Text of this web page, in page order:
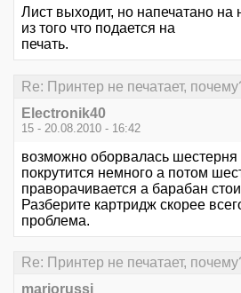
Лист выходит, но напечатано на
из того что подается на
печать.
Re: Принтер не печатает,
Electronik40
15 - 20.08.2010 - 16:42
возможно оборвалась
покрутится немного а потом
праворачивается а барабан
Разберите картридж скорее
проблема.
Re: Принтер не печатает,
mariorussi